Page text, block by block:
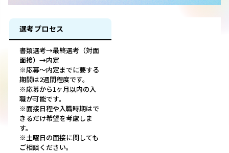
選考プロセス
書類選考→最終選考（対面
面接）→内定
※応募～内定までに要する
期間は2週間程度です。
※応募から1ヶ月以内の入
職が可能です。
※面接日程や入職時期はで
きるだけ希望を考慮しま
す。
※土曜日の面接に関しても
ご相談ください。